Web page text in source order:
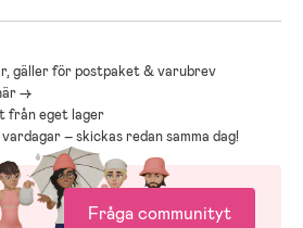
gäller för postpaket & varubrev
->
från eget lager
– skickas redan samma dag!
Fråga communityt